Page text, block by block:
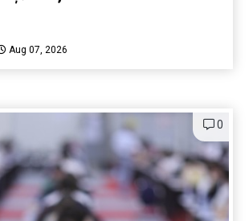
Aug 07, 2026
0